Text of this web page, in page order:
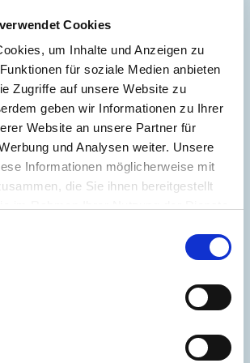
Cookies
um Inhalte und Anzeigen zu
für soziale Medien anbieten
Zugriffe auf unsere Website zu
geben wir Informationen zu Ihrer
Website an unsere Partner für
und Analysen weiter. Unsere
Informationen möglicherweise mit
die Sie ihnen bereitgestellt
(Verbrauchsausweis)
/ (m²*a)
ab dem 1.5.2014